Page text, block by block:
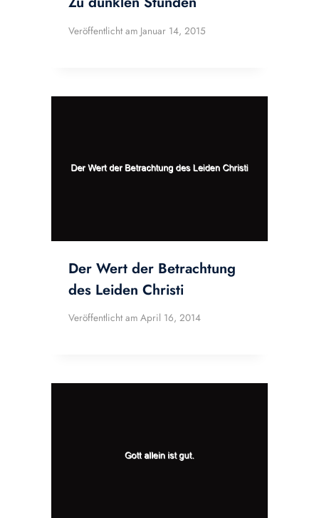
Veröffentlicht am Januar 14, 2015
Der Wert der Betrachtung
des Leiden Christi
Veröffentlicht am April 16, 2014